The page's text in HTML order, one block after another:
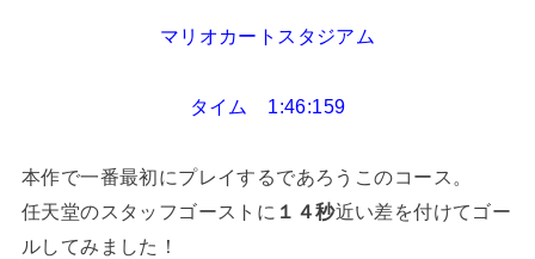
マリオカートスタジアム
タイム 1:46:159
本作で一番最初にプレイするであろうこのコース。
任天堂のスタッフゴーストに １４秒近い差を付けてゴー
ルしてみました！